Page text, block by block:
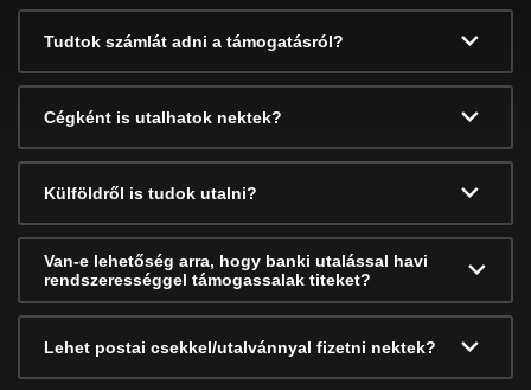
Tudtok számlát adni a támogatásról?
Cégként is utalhatok nektek?
Külföldről is tudok utalni?
Van-e lehetőség arra, hogy banki utalással havi
rendszerességgel támogassalak titeket?
Lehet postai csekkel/utalvánnyal fizetni nektek?